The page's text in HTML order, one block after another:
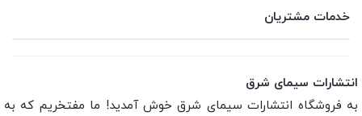
خدمات مشتریان
انتشارات سیمای شرق
به فروشگاه انتشارات سیمای شرق خوش آمدید! ما مفتخریم که به